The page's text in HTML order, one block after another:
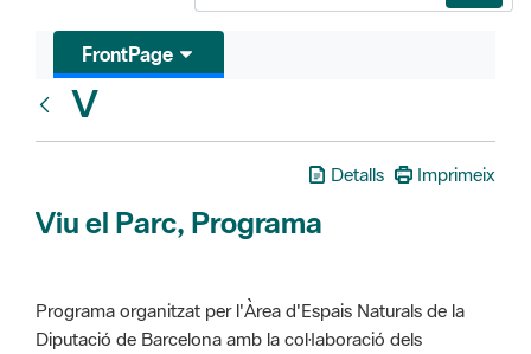
FrontPage
V
Detalls Imprimeix
Viu el Parc, Programa
Programa organitzat per l'Àrea d'Espais Naturals de la
Diputació de Barcelona amb la col·laboració dels